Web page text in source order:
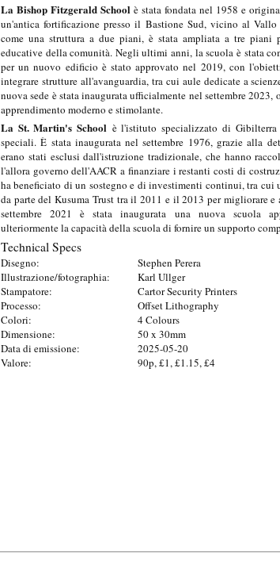
La Bishop Fitzgerald Schoolè stata fondata nel 1958 e
un'antica fortificazione presso il Bastione Sud, vicino al
come una struttura a due piani, è stata ampliata a tre piani
educative della comunità. Negli ultimi anni, la scuola è stata
per un nuovo edificio è stato approvato nel 2019, con
integrare strutture all'avanguardia, tra cui aule dedicate a
nuova sede è stata inaugurata ufficialmente nel settembre
apprendimento moderno e stimolante.
La St. Martin's School è l'istituto specializzato di
speciali. È stata inaugurata nel settembre 1976, grazie alla
erano stati esclusi dall'istruzione tradizionale, che hanno
l'allora governo dell'AACR a finanziare i restanti costi di
ha beneficiato di un sostegno e di investimenti continui, tra cui
da parte del Kusuma Trust tra il 2011 e il 2013 per migliorare e
settembre 2021 è stata inaugurata una nuova scuola
ulteriormente la capacità della scuola di fornire un supporto
Technical Specs
Disegno:
Stephen Perera
Illustrazione/fotographia:
Karl Ullger
Stampatore:
Cartor Security Printers
Processo:
Offset Lithography
Colori:
4 Colours
Dimensione:
50 x 30mm
Data di emissione:
2025-05-20
Valore:
90p, £1, £1.15, £4